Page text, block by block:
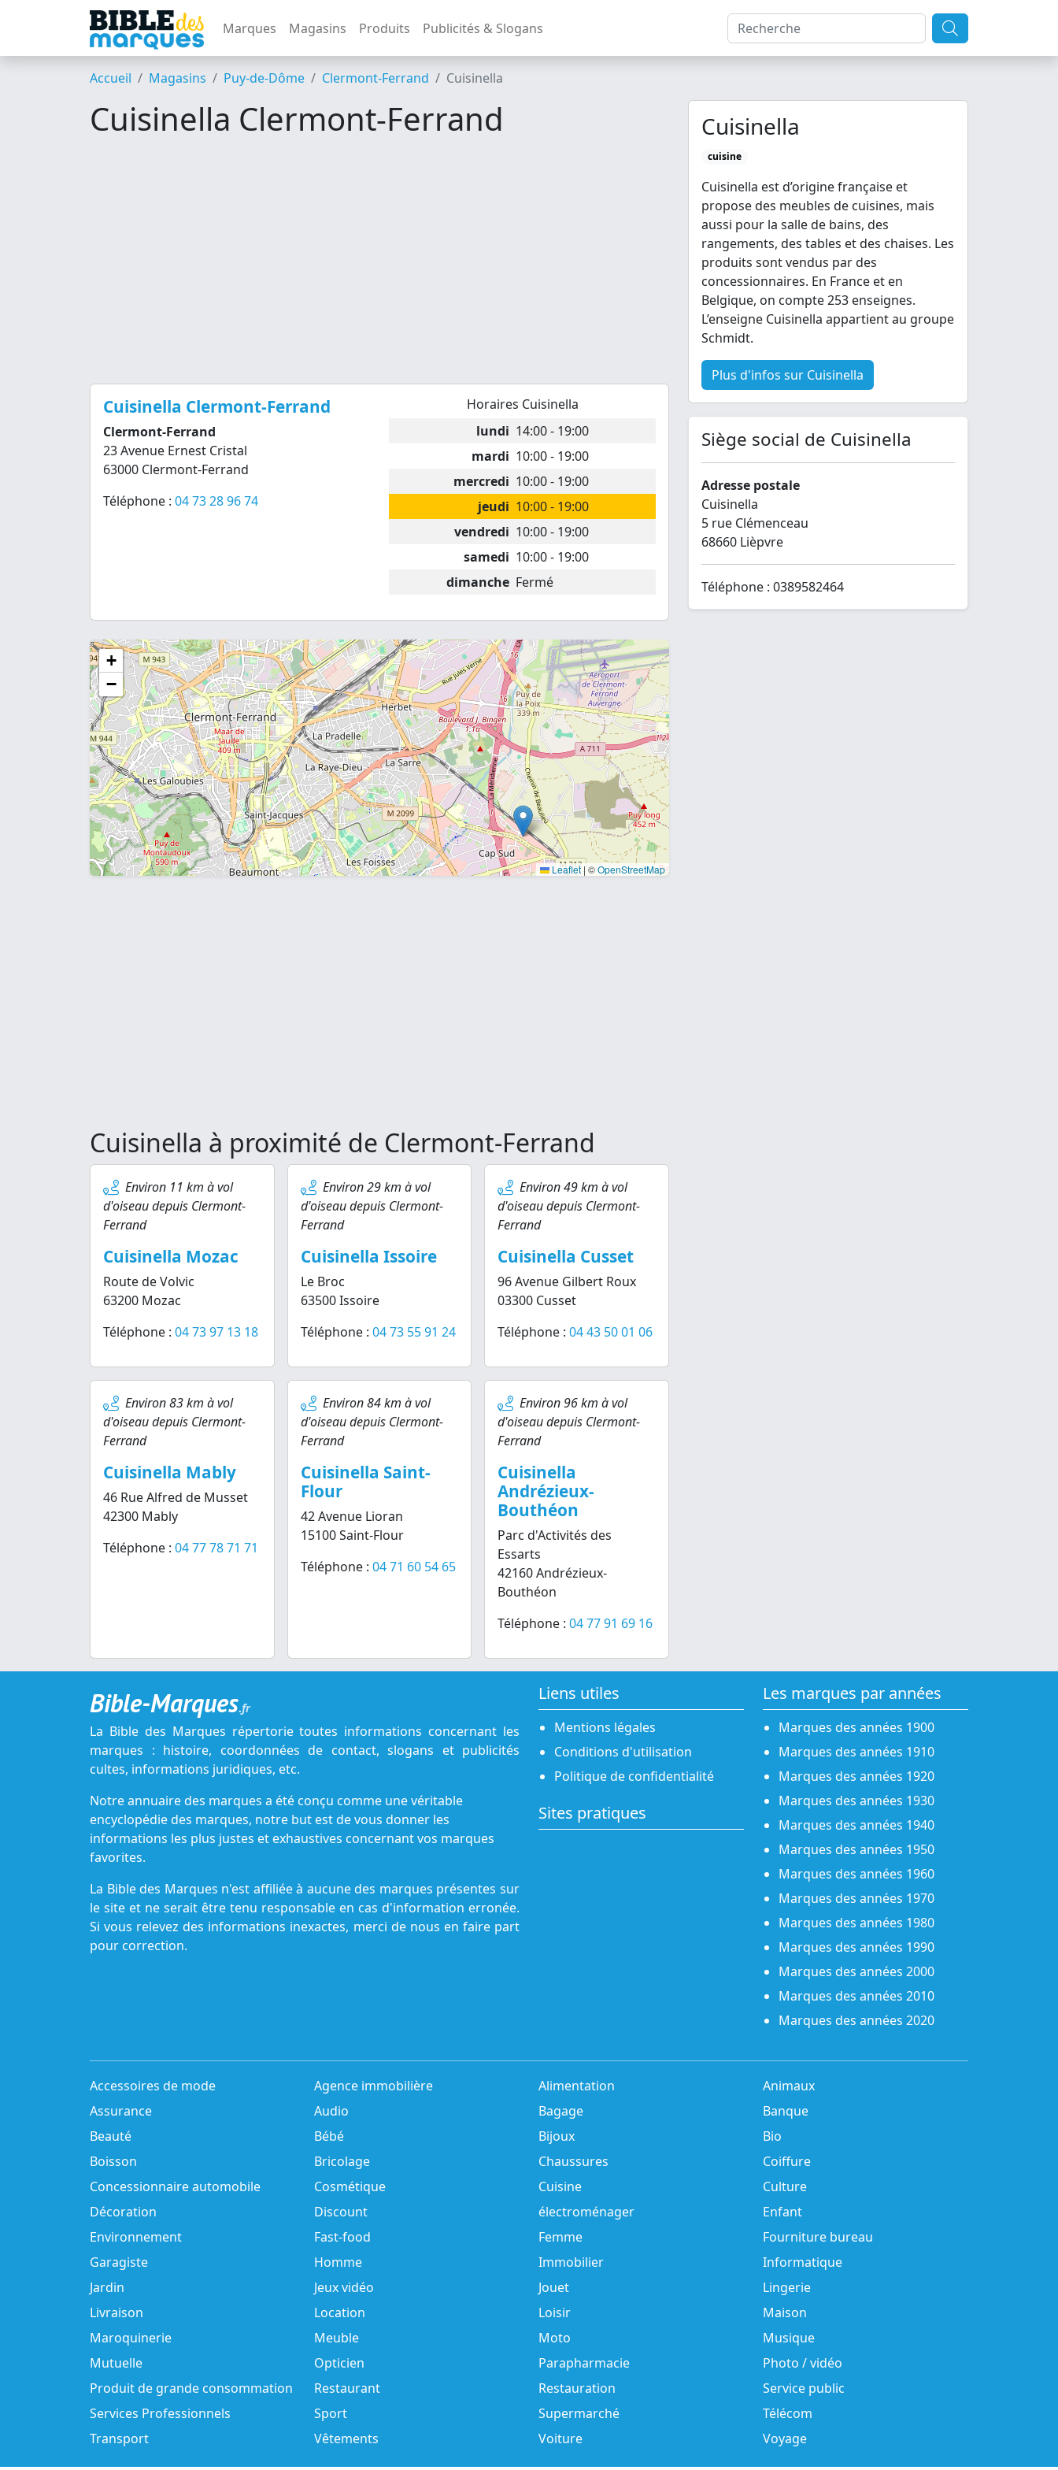
Marques Magasins Produits Publicités & Slogans
Accueil Magasins Puy-de-Dôme Clermont-Ferrand Cuisinella
Cuisinella Clermont-Ferrand
Cuisinella Clermont-Ferrand
Clermont-Ferrand
23 Avenue Ernest Cristal
63000 Clermont-Ferrand
Téléphone : 04 73 28 96 74
Horaires Cuisinella
lundi 14:00 - 19:00
mardi 10:00 - 19:00
mercredi 10:00 - 19:00
jeudi 10:00 - 19:00
vendredi 10:00 - 19:00
samedi 10:00 - 19:00
dimanche Fermé
+
−
Leaflet | ©OpenStreetMap
Cuisinella à proximité de Clermont-Ferrand
Environ 11 km à vol
d'oiseau depuis Clermont-
Ferrand
Cuisinella Mozac
Route de Volvic
63200 Mozac
Téléphone : 04 73 97 13 18
Environ 29 km à vol
d'oiseau depuis Clermont-
Ferrand
Cuisinella Issoire
Le Broc
63500 Issoire
Téléphone : 04 73 55 91 24
Environ 49 km à vol
d'oiseau depuis Clermont-
Ferrand
Cuisinella Cusset
96 Avenue Gilbert Roux
03300 Cusset
Téléphone :04 43 50 01 06
Environ 83 km à vol
d'oiseau depuis Clermont-
Ferrand
Cuisinella Mably
46 Rue Alfred de Musset
42300 Mably
Téléphone : 04 77 78 71 71
Environ 84 km à vol
d'oiseau depuis Clermont-
Ferrand
Cuisinella Saint-
Flour
42 Avenue Lioran
15100 Saint-Flour
Téléphone : 04 71 60 54 65
Environ 96 km à vol
d'oiseau depuis Clermont-
Ferrand
Cuisinella
Andrézieux-
Bouthéon
Parc d'Activités des
Essarts
42160 Andrézieux-
Bouthéon
Téléphone :04 77 91 69 16
Cuisinella
cuisine
Cuisinella est d’origine française et
propose des meubles de cuisines, mais
aussi pour la salle de bains, des
rangements, des tables et des chaises. Les
produits sont vendus par des
concessionnaires. En France et en
Belgique, on compte 253 enseignes.
L’enseigne Cuisinella appartient au groupe
Schmidt.
Plus d'infos sur Cuisinella
Siège social de Cuisinella
Adresse postale
Cuisinella
5 rue Clémenceau
68660 Lièpvre
Téléphone : 0389582464
Bible-Marques.fr
La Bible des Marques répertorie toutes informations concernant les
marques : histoire, coordonnées de contact, slogans et publicités
cultes, informations juridiques, etc.
Notre annuaire des marques a été conçu comme une véritable
encyclopédie des marques, notre but est de vous donner les
informations les plus justes et exhaustives concernant vos marques
favorites.
La Bible des Marques n'est affiliée à aucune des marques présentes sur
le site et ne serait être tenu responsable en cas d'information erronée.
Si vous relevez des informations inexactes, merci de nous en faire part
pour correction.
Liens utiles
Mentions légales
Conditions d'utilisation
Politique de confidentialité
Sites pratiques
Les marques par années
Marques des années 1900
Marques des années 1910
Marques des années 1920
Marques des années 1930
Marques des années 1940
Marques des années 1950
Marques des années 1960
Marques des années 1970
Marques des années 1980
Marques des années 1990
Marques des années 2000
Marques des années 2010
Marques des années 2020
Accessoires de mode Agence immobilière Alimentation
Animaux
Assurance
Audio Bagage
Banque
Beauté
Bébé Bijoux
Bio
Boisson
Bricolage Chaussures
Coiffure
Concessionnaire automobile
Cosmétique Cuisine
Culture
Décoration
Discount électroménager
Enfant
Environnement
Fast-food Femme
Fourniture bureau
Garagiste
Homme Immobilier
Informatique
Jardin
Jeux vidéo Jouet
Lingerie
Livraison
Location Loisir
Maison
Maroquinerie
Meuble Moto
Musique
Mutuelle
Opticien Parapharmacie
Photo / vidéo
Produit de grande consommation
Restaurant Restauration
Service public
Services Professionnels
Sport Supermarché
Télécom
Transport
Vêtements Voiture Voyage